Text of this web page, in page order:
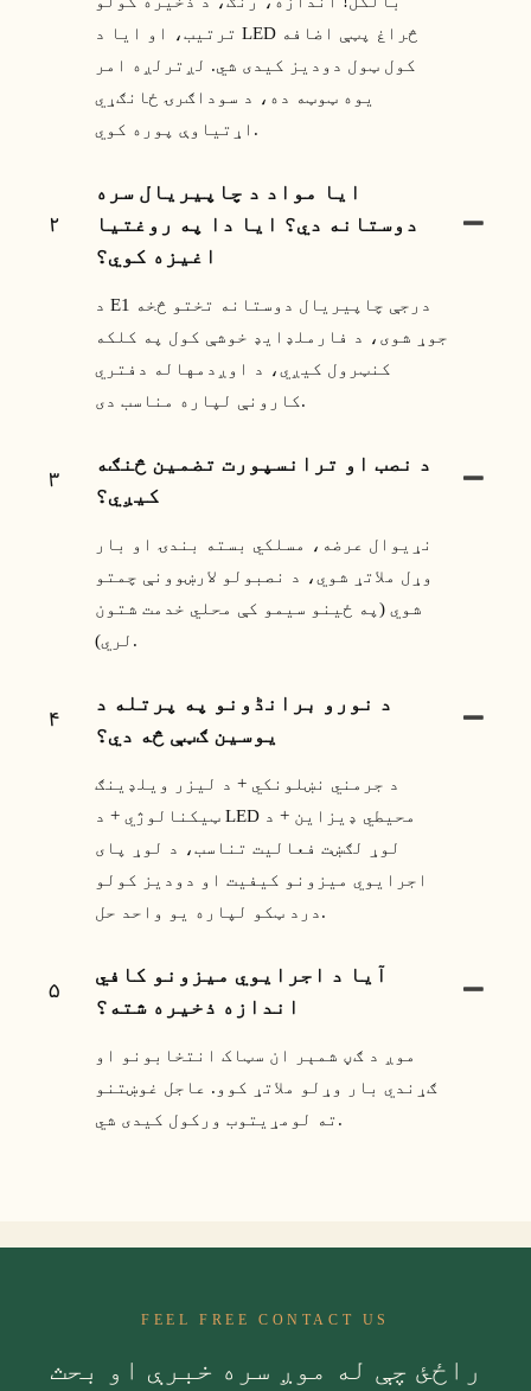
ترتیب، او ایا د LED څراغ پټې اضافه
کول ټول دودیز کیدی شي. لږترلږه امر
یوه ټوټه ده، د سوداګرۍ ځانګړي
اړتیاوې پوره کوي.
۲
ایا مواد د چاپیریال سره
دوستانه دي؟ ایا دا په روغتیا
اغیزه کوي؟
د E1 درجې چاپیریال دوستانه تختو څخه
جوړ شوی، د فارملډایډ خوشې کول په کلکه
کنټرول کیږي، د اوږدمهاله دفتري
کارونې لپاره مناسب دی.
۳
د نصب او ترانسپورت تضمین څنګه
کیږي؟
نړیوال عرضه، مسلکي بسته بندۍ او بار
وړل ملاتړ شوي، د نصبولو لارښوونې چمتو
شوي (په ځینو سیمو کې محلي خدمت شتون
لري).
۴
د نورو برانڈونو په پرتله د
یوسین ګټې څه دي؟
د جرمني نښلونکي + د لیزر ویلډینګ
ټیکنالوژي + د LED محیطي ډیزاین + د
لوړ لګښت فعالیت تناسب، د لوړ پای
اجرایوي میزونو کیفیت او دودیز کولو
درد ټکو لپاره یو واحد حل.
۵
آیا د اجرایوي میزونو کافي
اندازه ذخیره شته؟
موږ د ګڼ شمېر ان سټاک انتخابونو او
ګړندي بار وړلو ملاتړ کوو. عاجل غوښتنو
ته لومړیتوب ورکول کیدی شي.
FEEL FREE CONTACT US
راځئ چې له موږ سره خبرې او بحث